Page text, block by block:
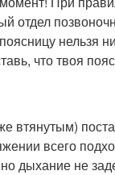
отдел
нельзя
что твоя
втянутым)
всего
дыхание не